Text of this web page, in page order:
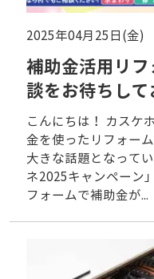
2025年04月25日(
補助金活用リ
談をお待ちし
こんにちは！ カスケ
金を使ったリフォー
大きな話題となって
ネ2025キャンペーン
フォームで補助金が...